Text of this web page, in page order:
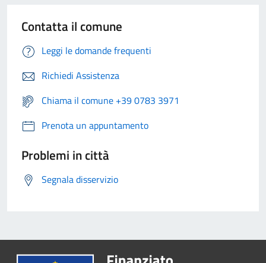
Contatta il comune
Leggi le domande frequenti
Richiedi Assistenza
Chiama il comune +39 0783 3971
Prenota un appuntamento
Problemi in città
Segnala disservizio